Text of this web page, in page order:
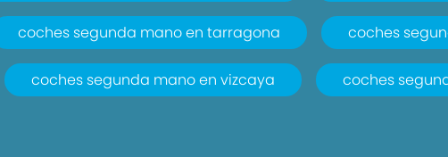
coches segunda mano en tarragona coches
coches segunda mano en vizcaya coches